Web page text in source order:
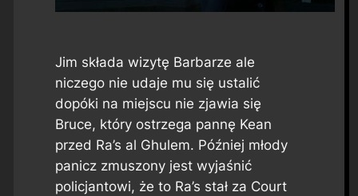
Jim składa wizytę Barbarze ale
niczego nie udaje mu się ustalić
dopóki na miejscu nie zjawia się
Bruce, który ostrzega pannę Kean
przed Ra’s al Ghulem. Później młody
panicz zmuszony jest wyjaśnić
policjantowi, że to Ra’s stał za Court